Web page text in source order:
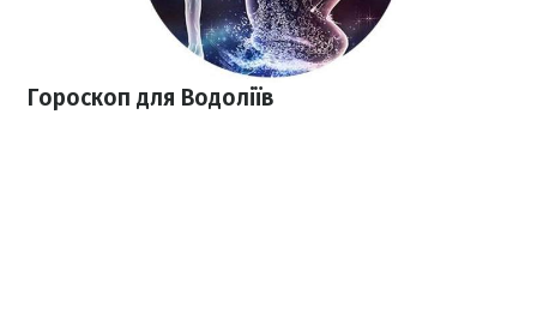
Гороскоп для Водоліїв